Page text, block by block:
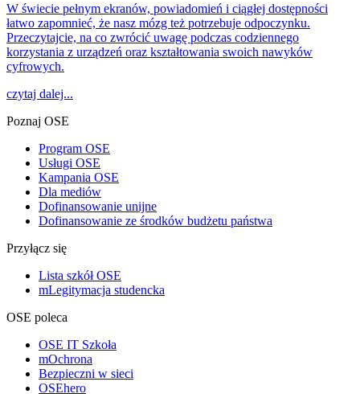
W świecie pełnym ekranów, powiadomień i ciągłej dostępności
łatwo zapomnieć, że nasz mózg też potrzebuje odpoczynku.
Przeczytajcie, na co zwrócić uwagę podczas codziennego
korzystania z urządzeń oraz kształtowania swoich nawyków
cyfrowych.
czytaj dalej...
Poznaj OSE
Program OSE
Usługi OSE
Kampania OSE
Dla mediów
Dofinansowanie unijne
Dofinansowanie ze środków budżetu państwa
Przyłącz się
Lista szkół OSE
mLegitymacja studencka
OSE poleca
OSE IT Szkoła
mOchrona
Bezpieczni w sieci
OSEhero